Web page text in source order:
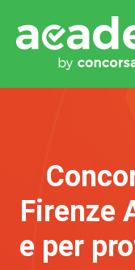
Firenze
e per